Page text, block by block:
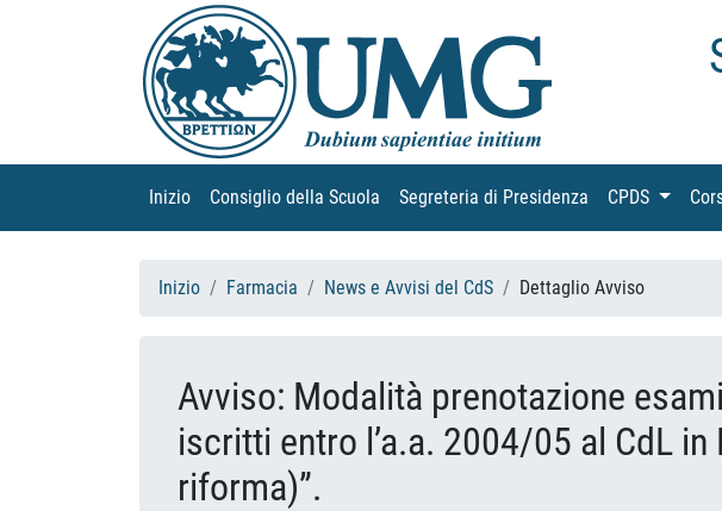
Inizio (current)
Consiglio della Scuola (current)
Segreteria di Presidenza (current)
CPDS (current)
Inizio Farmacia News e Avvisi del CdS Dettaglio Avviso
Avviso: Modalità prenotazione
iscritti entro l’a.a. 2004/05 al CdL
riforma)”.